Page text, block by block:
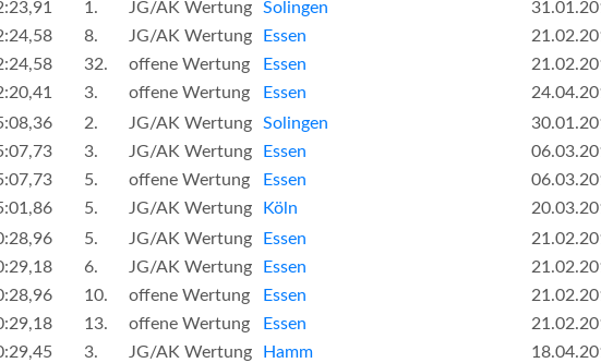
1. JG/AK Wertung Solingen
8. JG/AK Wertung Essen
32. offene Wertung Essen
3. offene Wertung Essen
2. JG/AK Wertung Solingen
3. JG/AK Wertung Essen
5. offene Wertung Essen
5. JG/AK Wertung Köln
5. JG/AK Wertung Essen
6. JG/AK Wertung Essen
10. offene Wertung Essen
13. offene Wertung Essen
3. JG/AK Wertung Hamm